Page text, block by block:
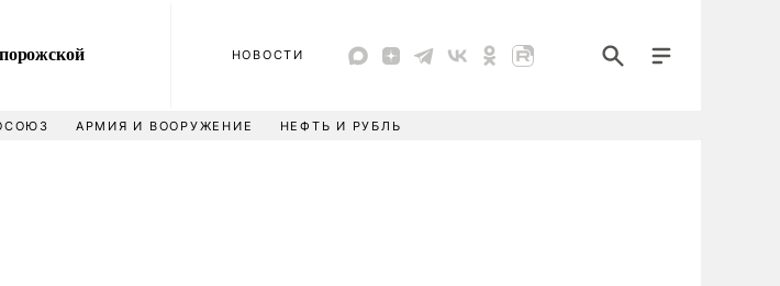
НОВОСТИ
АРМИЯ И ВООРУЖЕНИЕ НЕФТЬ И РУБЛЬ